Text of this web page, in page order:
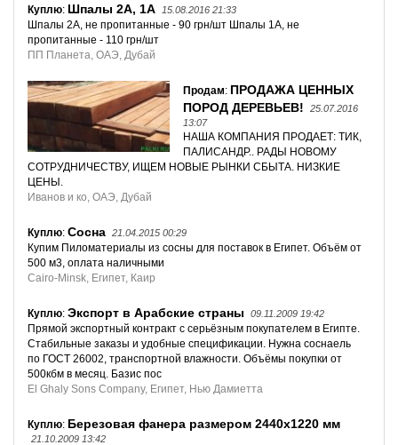
Куплю: Шпалы 2А, 1А 15.08.2016 21:33
Шпалы 2А, не пропитанные - 90 грн/шт Шпалы 1А, не
пропитанные - 110 грн/шт
ПП Планета, ОАЭ, Дубай
Продам: ПРОДАЖА ЦЕННЫХ
ПОРОД ДЕРЕВЬЕВ!
25.07.2016
13:07
НАША КОМПАНИЯ ПРОДАЕТ: ТИК,
ПАЛИСАНДР.. РАДЫ НОВОМУ
СОТРУДНИЧЕСТВУ, ИЩЕМ НОВЫЕ РЫНКИ СБЫТА. НИЗКИЕ
ЦЕНЫ.
Иванов и ко, ОАЭ, Дубай
Куплю: Сосна 21.04.2015 00:29
Купим Пиломатериалы из сосны для поставок в Египет. Объём от
500 м3, оплата наличными
Cairo-Minsk, Египет, Каир
Куплю: Экспорт в Арабские страны 09.11.2009 19:42
Прямой экспортный контракт с серьёзным покупателем в Египте.
Стабильные заказы и удобные спецификации. Нужна соснаель
по ГОСТ 26002, транспортной влажности. Объёмы покупки от
500кбм в месяц. Базис пос
El Ghaly Sons Company, Египет, Нью Дамиетта
Куплю: Березовая фанера размером 2440х1220 мм
21.10.2009 13:42